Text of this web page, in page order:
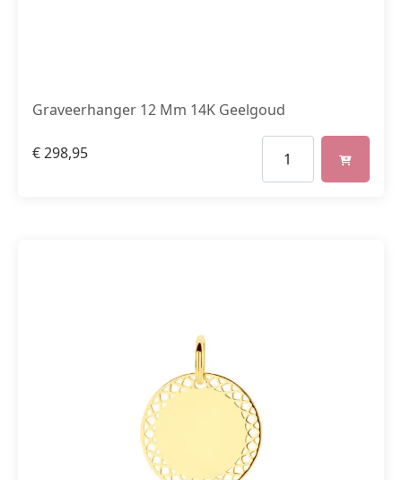
Graveerhanger 12 Mm 14K Geelgoud
€298,95